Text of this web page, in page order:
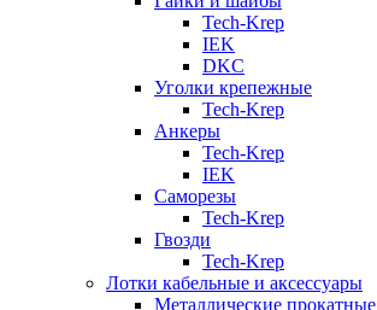
Tech-Krep
IEK
DKC
Уголки крепежные
Tech-Krep
Анкеры
Tech-Krep
IEK
Саморезы
Tech-Krep
Гвозди
Tech-Krep
Лотки кабельные и аксессуары
Металлические прокатные